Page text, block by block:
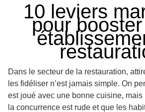
10 leviers
pour
Dans le secteur de la restauration,
les fidéliser n’est jamais simple. On
est joué avec une bonne cuisine, mais
la concurrence est rude et que les